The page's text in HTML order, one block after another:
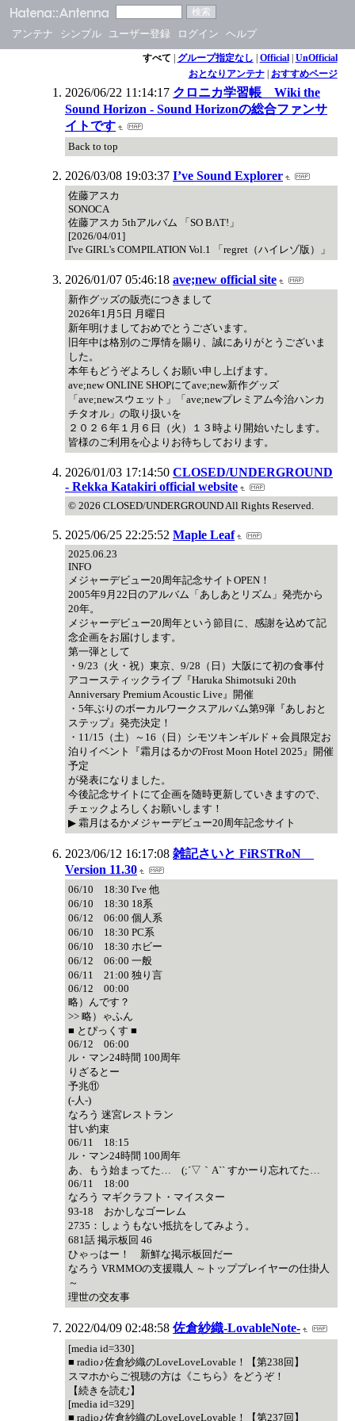
アンテナ シンプル ユーザー登録 ログイン ヘルプ
すべて | グループ指定なし | Official| UnOfficial
おとなりアンテナ| おすすめページ
2026/06/22 11:14:17 クロニカ学習帳 Wiki the
Sound Horizon - Sound Horizonの総合ファンサ
イトです
Back to top
2026/03/08 19:03:37 I’ve Sound Explorer
佐藤アスカ
SONOCA
佐藤アスカ 5thアルバム 「SO BΛT!」
[2026/04/01]
I've GIRL's COMPILATION Vol.1 「regret（ハイレゾ版）」
2026/01/07 05:46:18 ave;new official site
新作グッズの販売につきまして
2026年1月5日 月曜日
新年明けましておめでとうございます。
旧年中は格別のご厚情を賜り、誠にありがとうございま
した。
本年もどうぞよろしくお願い申し上げます。
ave;new ONLINE SHOPにてave;new新作グッズ
「ave;newスウェット」「ave;newプレミアム今治ハンカ
チタオル」の取り扱いを
２０２６年１月６日（火）１３時より開始いたします。
皆様のご利用を心よりお待ちしております。
2026/01/03 17:14:50 CLOSED/UNDERGROUND
- Rekka Katakiri official website
© 2026 CLOSED/UNDERGROUND All Rights Reserved.
2025/06/25 22:25:52 Maple Leaf
2025.06.23
INFO
メジャーデビュー20周年記念サイトOPEN！
2005年9月22日のアルバム「あしあとリズム」発売から
20年。
メジャーデビュー20周年という節目に、感謝を込めて記
念企画をお届けします。
第一弾として
・9/23（火・祝）東京、9/28（日）大阪にて初の食事付
アコースティックライブ『Haruka Shimotsuki 20th
Anniversary Premium Acoustic Live』開催
・5年ぶりのボーカルワークスアルバム第9弾『あしおと
ステップ』発売決定！
・11/15（土）～16（日）シモツキンギルド＋会員限定お
泊りイベント『霜月はるかのFrost Moon Hotel 2025』開催
予定
が発表になりました。
今後記念サイトにて企画を随時更新していきますので、
チェックよろしくお願いします！
▶ 霜月はるかメジャーデビュー20周年記念サイト
2023/06/12 16:17:08 雑記さいと FiRSTRoN
Version 11.30
06/10 18:30 I've 他
06/10 18:30 18系
06/12 06:00 個人系
06/10 18:30 PC系
06/10 18:30 ホビー
06/12 06:00 一般
06/11 21:00 独り言
06/12 00:00
略）んです？
>> 略）ゃふん
■ とぴっくす ■
06/12 06:00
ル・マン24時間 100周年
りざるとー
予兆⑪
(-人-)
なろう 迷宮レストラン
甘い約束
06/11 18:15
ル・マン24時間 100周年
あ、もう始まってた… (;´▽｀A`` すかーり忘れてた…
06/11 18:00
なろう マギクラフト・マイスター
93-18 おかしなゴーレム
2735：しょうもない抵抗をしてみよう。
681話 掲示板回 46
ひゃっはー！ 新鮮な掲示板回だー
なろう VRMMOの支援職人 ～トッププレイヤーの仕掛人
～
理世の交友事
2022/04/09 02:48:58 佐倉紗織-LovableNote-
[media id=330]
■ radio♪佐倉紗織のLoveLoveLovable！【第238回】
スマホからご視聴の方は《こちら》をどうぞ！
【続きを読む】
[media id=329]
■ radio♪佐倉紗織のLoveLoveLovable！【第237回】